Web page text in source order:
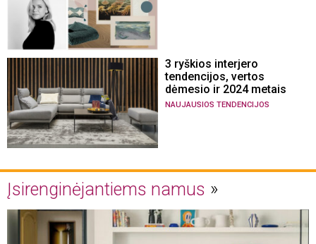
3 ryškios interjero
tendencijos, vertos
dėmesio ir 2024 metais
NAUJAUSIOS TENDENCIJOS
Įsirenginėjantiems namus